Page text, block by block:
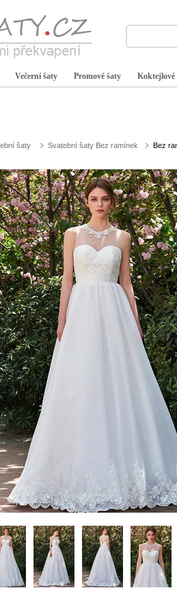
Večerní šaty Promové šaty Koktejlové
šaty Svatební šaty Bez ramínek Bez